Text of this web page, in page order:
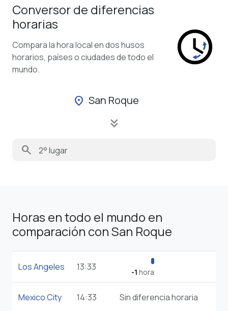
Conversor de diferencias
horarias
Compara la hora local en dos husos
horarios, países o ciudades de todo el
mundo.
location_on San Roque
keyboard_double_arrow_down
search
Horas en todo el mundo en
comparación con San Roque
Los Angeles 13:33 -1 hora
Mexico City 14:33 Sin diferencia horaria